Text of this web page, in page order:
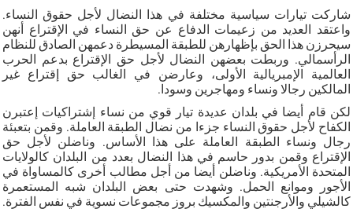
شاركت تيارات سياسية مختلفة في هذا النضال لأجل حقوق النساء.
واعتقد العديد من زعيمات الدفاع عن حق النساء في الإقتراع أنهن
سيحرزن هذا الحق بإظهارهن للطبقة المسيطرة دعمهن الصادق للنظام
الرأسمالي. وربطت بعضهن النضال لأجل حق الإقتراع بدعم الحرب
العالمية الإمبريالية الأولى، وعارضن في الغالب حق إقتراع غير
المالكين رجالا ونساء ومهاجرين وسودا.
لكن قام أيضا في بلدان عديدة تيار قوي من نساء إشتراكيات إعتبرن
الكفاح لأجل حقوق النساء جزءا من نضال الطبقة العاملة. وقمن بتعبئة
رجال ونساء الطبقة العاملة على هذا الأساس. وناضلن لأجل حق
الإقتراع وقمن بدور حاسم في هذا النضال بعدد من البلدان كالولايات
المتحدة الأمريكية. وناضلن أيضا من أجل مطالب أخرى كالمساواة في
الأجور وموانع الحمل. وشهدت حتى بعض البلدان شبه المستعمرة
كالشيلي والأرجنتين والمكسيك بروز مجموعات نسوية في نفس الفترة.